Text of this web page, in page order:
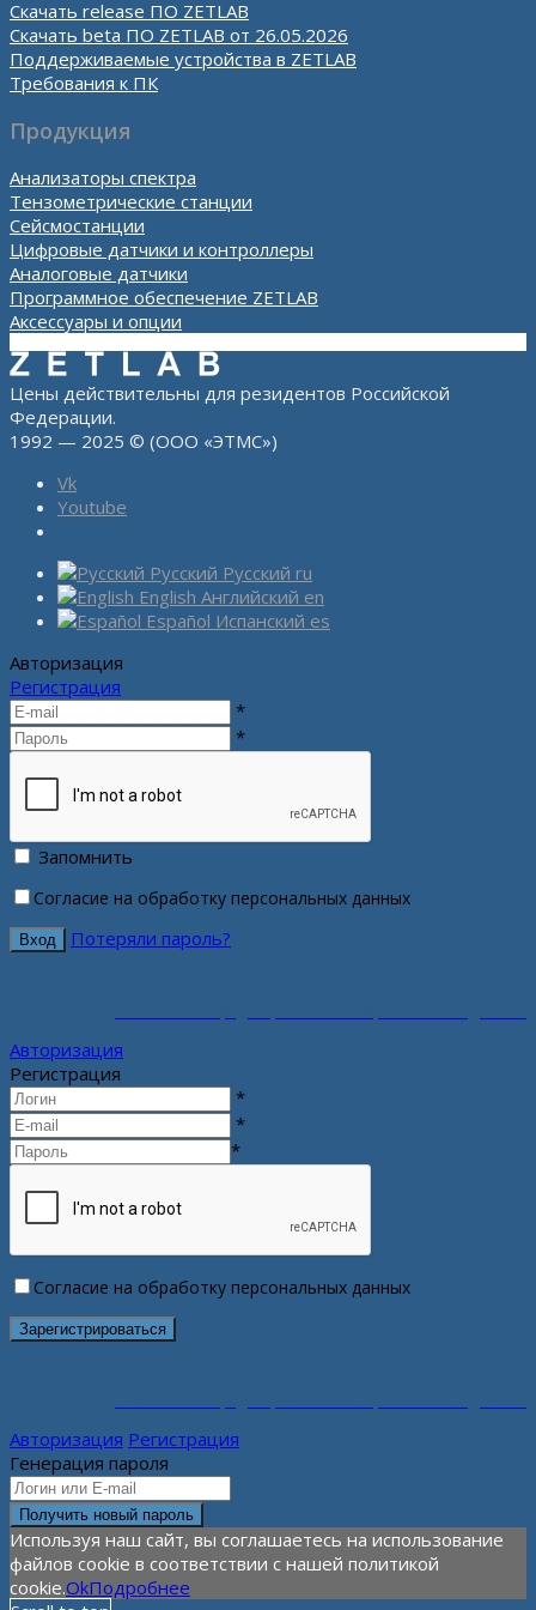
Скачать release ПО ZETLAB
Скачать beta ПО ZETLAB от 26.05.2026
Поддерживаемые устройства в ZETLAB
Требования к ПК
Продукция
Анализаторы спектра
Тензометрические станции
Сейсмостанции
Цифровые датчики и контроллеры
Аналоговые датчики
Программное обеспечение ZETLAB
Аксессуары и опции
Цены действительны для резидентов Российской
Федерации.
1992 — 2025 © (ООО «ЭТМС»)
Vk
Youtube
Русский Русский ru
English Английский en
Español Испанский es
Авторизация
Регистрация
*
*
Запомнить
Согласие на обработку персональных данных
Потеряли пароль?
Авторизация
Регистрация
*
*
*
Согласие на обработку персональных данных
Авторизация Регистрация
Генерация пароля
Используя наш сайт, вы соглашаетесь на использование
файлов cookie в соответствии с нашей политикой
cookie.OkПодробнее